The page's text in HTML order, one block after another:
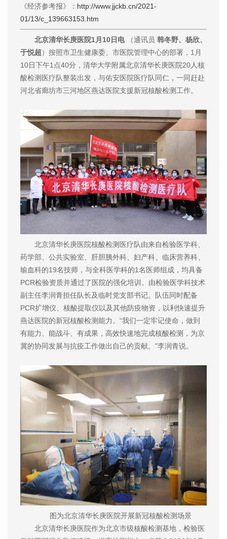
《经济参考报》： http://www.jjckb.cn/2021-
01/13/c_139663153.htm
北京清华长庚医院1月10日电 （通讯员 韩冬野、杨欣、
于悦超）按照市卫生健康委、市医院管理中心的部署，1月
10日下午1点40分，清华大学附属北京清华长庚医院20人核
酸检测医疗队整装出发，与佑安医院医疗队同仁，一同赶赴
河北省廊坊市三河地区燕达医院支援新冠核酸检测工作。
北京清华长庚医院核酸检测医疗队由来自检验医学科、
药学部、公共实验室、肝胆胰外科、妇产科、临床营养科、
输血科的19名技师，与全科医学科的1名医师组成，均具备
PCR检验资质并通过了医院的强化培训。由检验医学科技术
副主任李润青担任队长及临时党支部书记。队伍同时配备
PCR扩增仪、核酸提取仪以及其他防疫物资，以利快速提升
燕达医院的新冠核酸检测能力。“我们一定牢记使命，做到
有能力、能战斗、有成果，高效快速地完成核酸检测，为京
冀的协同发展与抗疫工作做出自己的贡献。”李润青说。
图为北京清华长庚医院开展新冠核酸检测场景
北京清华长庚医院作为北京市级核酸检测基地，检验医